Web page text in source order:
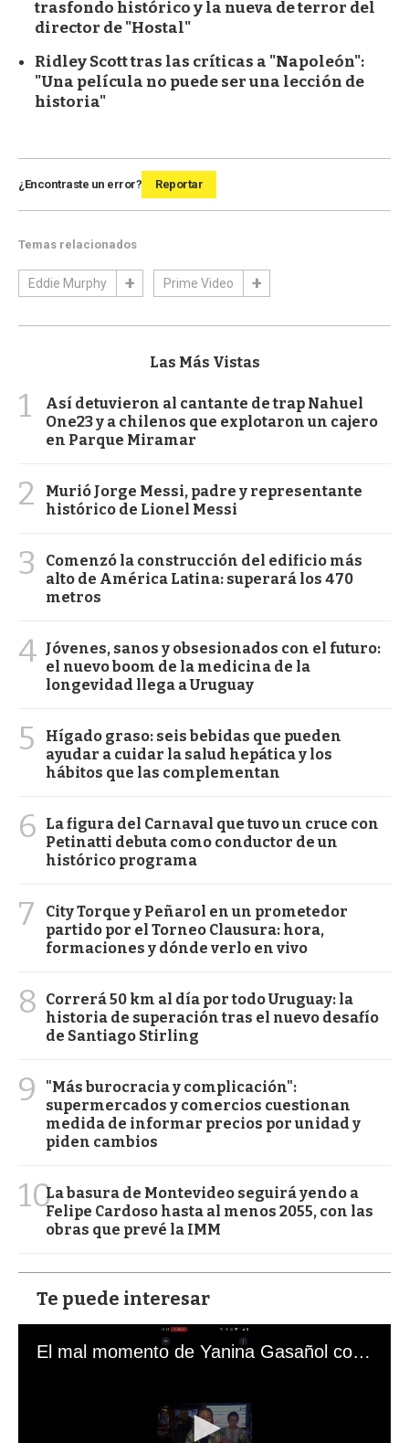
trasfondo histórico y la nueva de terror del
director de "Hostal"
Ridley Scott tras las críticas a "Napoleón":
"Una película no puede ser una lección de
historia"
¿Encontraste un error? Reportar
Temas relacionados
Eddie Murphy Prime Video
Las Más Vistas
1
Así detuvieron al cantante de trap Nahuel
One23 y a chilenos que explotaron un cajero
en Parque Miramar
2
Murió Jorge Messi, padre y representante
histórico de Lionel Messi
3
Comenzó la construcción del edificio más
alto de América Latina: superará los 470
metros
4 Jóvenes, sanos y obsesionados con el futuro:
el nuevo boom de la medicina de la
longevidad llega a Uruguay
5
Hígado graso: seis bebidas que pueden
ayudar a cuidar la salud hepática y los
hábitos que las complementan
6
La figura del Carnaval que tuvo un cruce con
Petinatti debuta como conductor de un
histórico programa
7
City Torque y Peñarol en un prometedor
partido por el Torneo Clausura: hora,
formaciones y dónde verlo en vivo
8
Correrá 50 km al día por todo Uruguay: la
historia de superación tras el nuevo desafío
de Santiago Stirling
9
"Más burocracia y complicación":
supermercados y comercios cuestionan
medida de informar precios por unidad y
piden cambios
10La basura de Montevideo seguirá yendo a
Felipe Cardoso hasta al menos 2055, con las
obras que prevé la IMM
Te puede interesar
El mal momento de Yanina Gasañol con un hincha argentino en "Subrayado"